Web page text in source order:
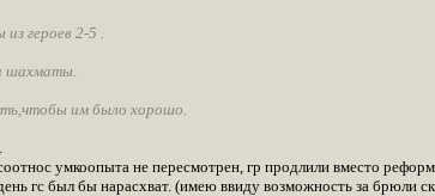
героев 2-5 .
шахматы.
им было хорошо.
умкоопыта не пересмотрен, гр продлили вместо
гс был бы нарасхват. (имею ввиду возможность за брюли